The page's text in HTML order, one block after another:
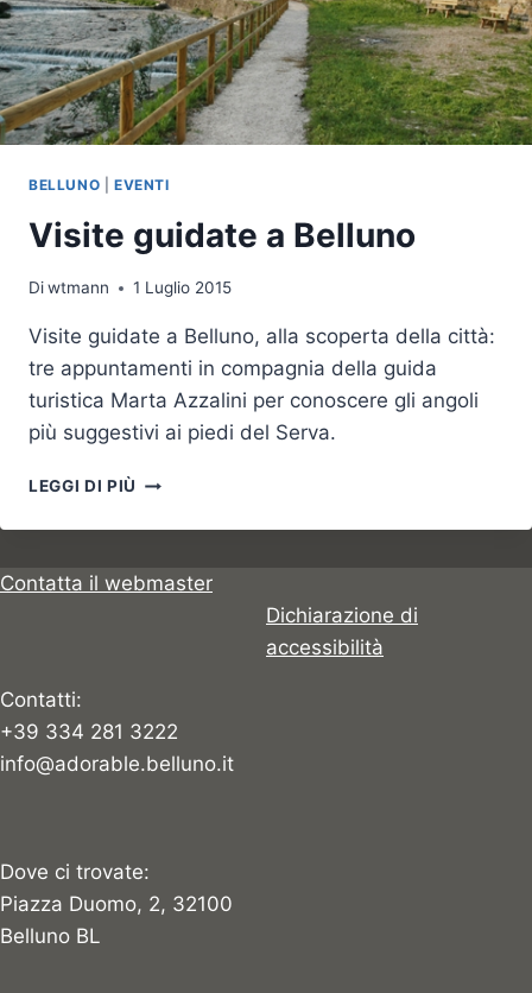
BELLUNO EVENTI
Visite guidate a Belluno
Diwtmann 1 Luglio 2015
Visite guidate a Belluno, alla scoperta della città:
tre appuntamenti in compagnia della guida
turistica Marta Azzalini per conoscere gli angoli
più suggestivi ai piedi del Serva.
LEGGI DI PIÙ VISITE
A
Contatta il webmaster
Dichiarazione di
accessibilità
Contatti:
+39 334 281 3222
info@adorable.belluno.it
Dove ci trovate:
Piazza Duomo, 2, 32100
Belluno BL